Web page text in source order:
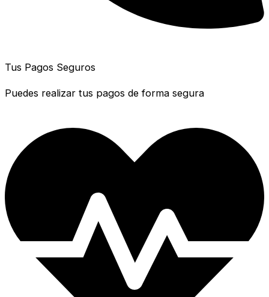
Tus Pagos Seguros
Puedes realizar tus pagos de forma segura